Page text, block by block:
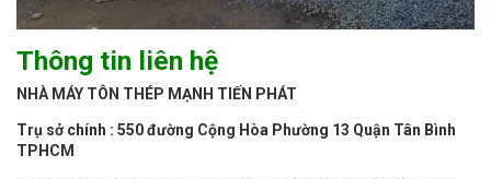
Thông tin liên hệ
NHÀ MÁY TÔN THÉP MẠNH TIẾN PHÁT
Trụ sở chính : 550 đường Cộng Hòa Phường 13 Quận Tân Bình
TPHCM